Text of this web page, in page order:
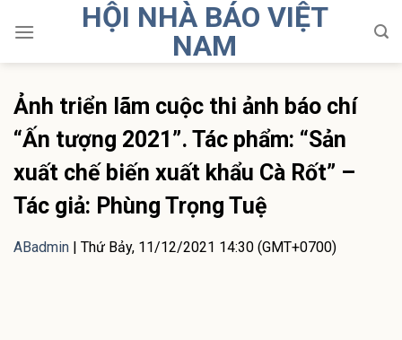
HỘI NHÀ BÁO VIỆT
NAM
Ảnh triển lãm cuộc thi ảnh báo chí
“Ấn tượng 2021”. Tác phẩm: “Sản
xuất chế biến xuất khẩu Cà Rốt” –
Tác giả: Phùng Trọng Tuệ
ABadmin | Thứ Bảy, 11/12/2021 14:30 (GMT+0700)